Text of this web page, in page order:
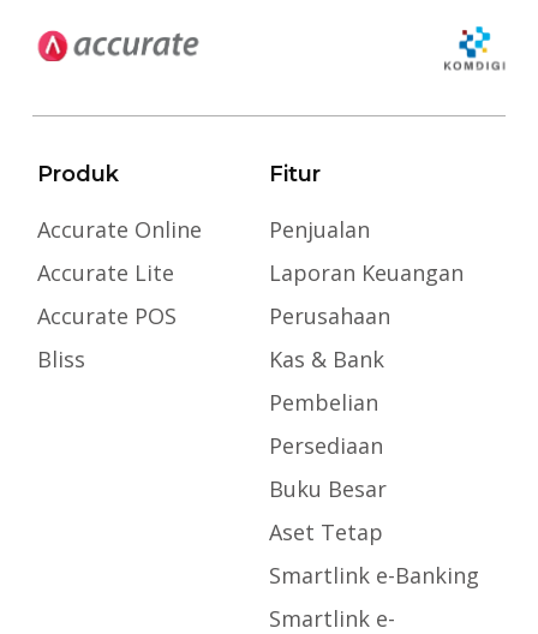
Produk
Accurate Online
Accurate Lite
Accurate POS
Bliss
Fitur
Penjualan
Laporan Keuangan
Perusahaan
Kas & Bank
Pembelian
Persediaan
Buku Besar
Aset Tetap
Smartlink e-Banking
Smartlink e-